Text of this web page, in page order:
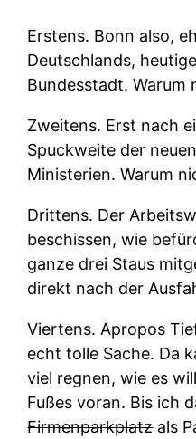
Erstens. Bonn also,
Deutschlands,
Bundesstadt. Warum
Zweitens. Erst nach
Spuckweite der
Ministerien. Warum
Drittens. Der
beschissen, wie
ganze drei Staus
direkt nach der
Viertens. Apropos
echt tolle Sache. Da
viel regnen, wie es
Fußes voran. Bis ich
Firmenparkplatzals